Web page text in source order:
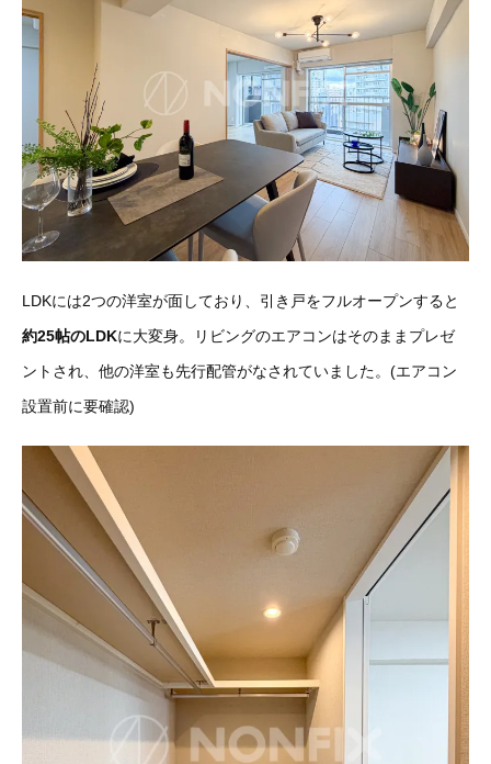
LDKには2つの洋室が面しており、引き戸をフルオープンすると
約25帖のLDKに大変身。リビングのエアコンはそのままプレゼ
ントされ、他の洋室も先行配管がなされていました。(エアコン
設置前に要確認)